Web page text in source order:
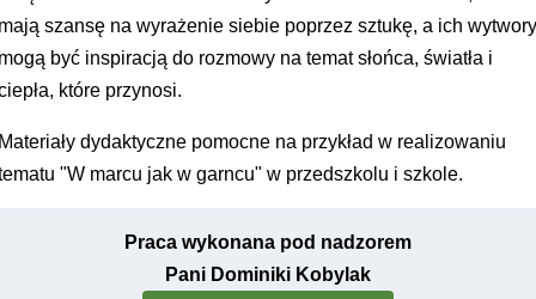
szansę na wyrażenie siebie poprzez sztukę, a ich
być inspiracją do rozmowy na temat słońca, światła i
które przynosi.
dydaktyczne pomocne na przykład w realizowaniu
"W marcu jak w garncu" w przedszkolu i szkole.
Praca wykonana pod nadzorem
Pani Dominiki Kobylak